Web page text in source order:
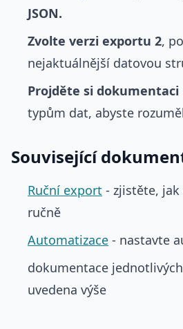
JSON.
Zvolte verzi exportu 2,
nejaktuálnější datovou
Projděte si dokumentaci
typům dat, abyste
Související
Ruční export - zjistěte,
ručně
Automatizace - nastavte
dokumentace
uvedena výše